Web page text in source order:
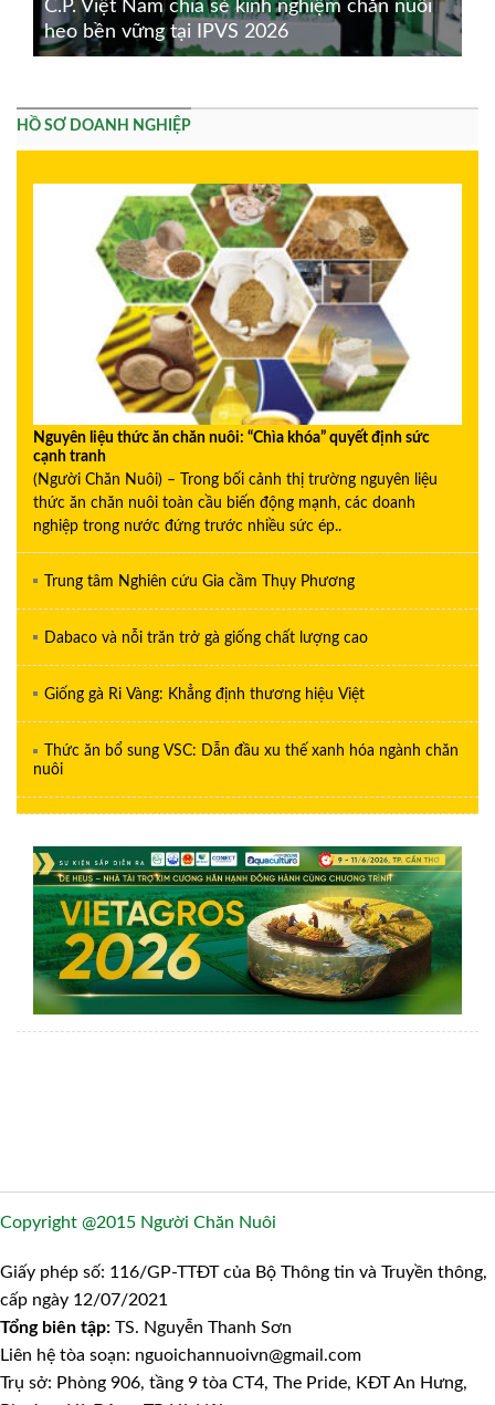
C.P. Việt Nam chia sẻ kinh nghiệm chăn nuôi
heo bền vững tại IPVS 2026
HỒ SƠ DOANH NGHIỆP
Nguyên liệu thức ăn chăn nuôi: “Chìa khóa” quyết định sức
cạnh tranh
(Người Chăn Nuôi) – Trong bối cảnh thị trường nguyên liệu
thức ăn chăn nuôi toàn cầu biến động mạnh, các doanh
nghiệp trong nước đứng trước nhiều sức ép..
Trung tâm Nghiên cứu Gia cầm Thụy Phương
Dabaco và nỗi trăn trở gà giống chất lượng cao
Giống gà Ri Vàng: Khẳng định thương hiệu Việt
Thức ăn bổ sung VSC: Dẫn đầu xu thế xanh hóa ngành chăn
nuôi
Copyright @2015 Người Chăn Nuôi
Giấy phép số: 116/GP-TTĐT của Bộ Thông tin và Truyền thông,
cấp ngày 12/07/2021
Tổng biên tập: TS. Nguyễn Thanh Sơn
Liên hệ tòa soạn: nguoichannuoivn@gmail.com
Trụ sở: Phòng 906, tầng 9 tòa CT4, The Pride, KĐT An Hưng,